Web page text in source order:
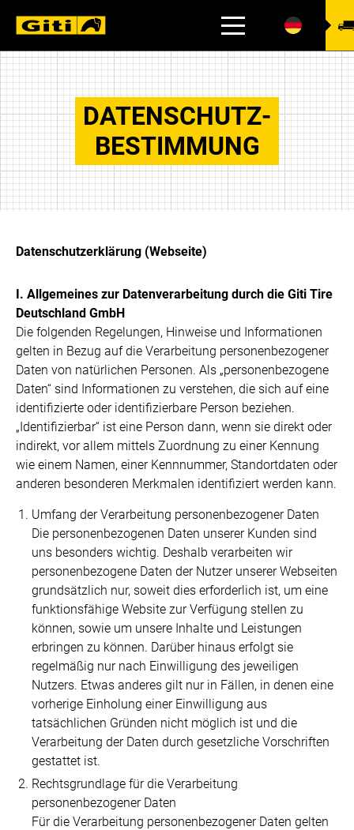
REIFENFINDER
DATENSCHUTZ­
BESTIMMUNG
Datenschutzerklärung (Webseite)
I. Allgemeines zur Datenverarbeitung durch die Giti Tire
Deutschland GmbH
Die folgenden Regelungen, Hinweise und Informationen
gelten in Bezug auf die Verarbeitung personenbezogener
Daten von natürlichen Personen. Als „personenbezogene
Daten“ sind Informationen zu verstehen, die sich auf eine
identifizierte oder identifizierbare Person beziehen.
„Identifizierbar“ ist eine Person dann, wenn sie direkt oder
indirekt, vor allem mittels Zuordnung zu einer Kennung
wie einem Namen, einer Kennnummer, Standortdaten oder
anderen besonderen Merkmalen identifiziert werden kann.
Umfang der Verarbeitung personenbezogener Daten
Die personenbezogenen Daten unserer Kunden sind
uns besonders wichtig. Deshalb verarbeiten wir
personenbezogene Daten der Nutzer unserer Webseiten
grundsätzlich nur, soweit dies erforderlich ist, um eine
funktionsfähige Website zur Verfügung stellen zu
können, sowie um unsere Inhalte und Leistungen
erbringen zu können. Darüber hinaus erfolgt sie
regelmäßig nur nach Einwilligung des jeweiligen
Nutzers. Etwas anderes gilt nur in Fällen, in denen eine
vorherige Einholung einer Einwilligung aus
tatsächlichen Gründen nicht möglich ist und die
Verarbeitung der Daten durch gesetzliche Vorschriften
gestattet ist.
Rechtsgrundlage für die Verarbeitung
personenbezogener Daten
Für die Verarbeitung personenbezogener Daten gelten